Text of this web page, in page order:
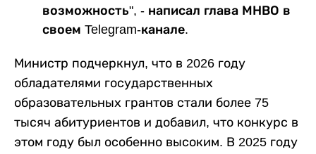
возможность", - написал глава МНВО в
своем Telegram-канале.
Министр подчеркнул, что в 2026 году
обладателями государственных
образовательных грантов стали более 75
тысяч абитуриентов и добавил, что конкурс в
этом году был особенно высоким. В 2025 году